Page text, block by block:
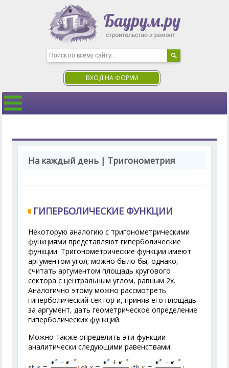
ВХОД НА ФОРУМ
На каждый день | Тригонометрия
ГИПЕРБОЛИЧЕСКИЕ ФУНКЦИИ
Некоторую аналогию с тригонометрическими
функциями представляют гиперболические
функции. Тригонометрические функции имеют
аргументом угол; можно было бы, однако,
считать аргументом площадь кругового
сектора с центральным углом, равным 2х.
Аналогично этому можно рассмотреть
гиперболический сектор и, приняв его площадь
за аргумент, дать геометрическое определение
гиперболических функций.
Можно также определить эти функции
аналитически следующими равенствами: